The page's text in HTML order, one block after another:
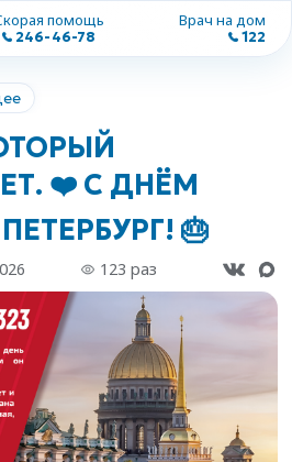
помощь
246-46-78
Врач на дом
122
❤️ С ДНЁМ
🎂
123 раз